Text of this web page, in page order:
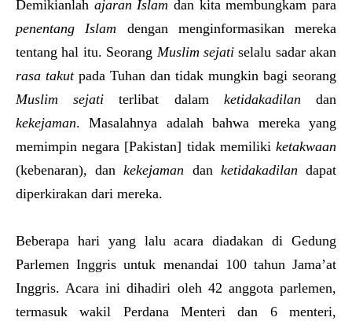
Demikianlah ajaran Islam dan kita membungkam para
penentang Islam dengan menginformasikan mereka
tentang hal itu. Seorang Muslim sejatiselalu sadar akan
rasa takutpada Tuhan dan tidak mungkin bagi seorang
Muslim sejati terlibat dalam ketidakadilandan
kekejaman. Masalahnya adalah bahwa mereka yang
memimpin negara [Pakistan] tidak memiliki ketakwaan
(kebenaran), dankekejaman dan ketidakadilan dapat
diperkirakan dari mereka.
Beberapa hari yang lalu acara diadakan di Gedung
Parlemen Inggris untuk menandai 100 tahun Jama’at
Inggris. Acara ini dihadiri oleh 42 anggota parlemen,
termasuk wakil Perdana Menteri dan 6 menteri,